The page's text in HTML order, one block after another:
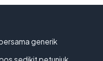
generik
sedikit petunjuk